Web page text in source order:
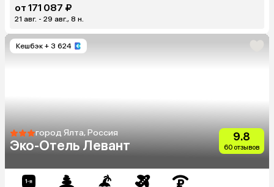
от 171 087 ₽
21 авг. - 29 авг., 8 н.
Кешбэк + 3 624
город Ялта, Россия
Эко-Отель Левант
9.8
60 отзывов